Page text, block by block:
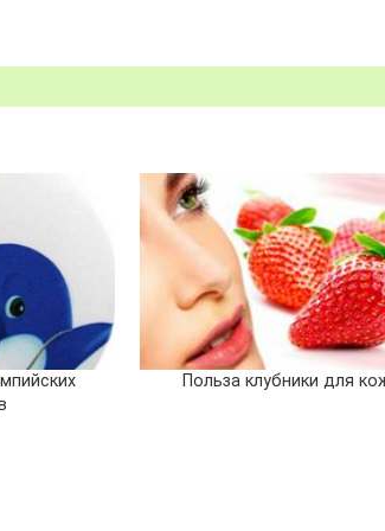
Польза клубники для